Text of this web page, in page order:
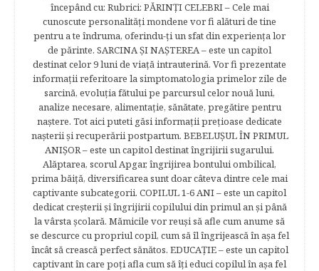
începând cu: Rubrici: PĂRINŢI CELEBRI – Cele mai
cunoscute personalităţi mondene vor fi alături de tine
pentru a te îndruma, oferindu-ţi un sfat din experienţa lor
de părinte. SARCINA ŞI NAŞTEREA – este un capitol
destinat celor 9 luni de viaţă intrauterină. Vor fi prezentate
informaţii referitoare la simptomatologia primelor zile de
sarcină, evoluţia fătului pe parcursul celor nouă luni,
analize necesare, alimentaţie, sănătate, pregătire pentru
naştere. Tot aici puteti găsi informaţii preţioase dedicate
naşterii şi recuperării postpartum. BEBELUŞUL ÎN PRIMUL
ANIŞOR – este un capitol destinat îngrijirii sugarului.
Alăptarea, scorul Apgar, îngrijirea bontului ombilical,
prima băiţă, diversificarea sunt doar câteva dintre cele mai
captivante subcategorii. COPILUL 1-6 ANI – este un capitol
dedicat creşterii şi îngrijirii copilului din primul an şi până
la vârsta şcolară. Mămicile vor reuşi să afle cum anume să
se descurce cu propriul copil, cum să îl îngrijească în aşa fel
încât să crească perfect sănătos. EDUCAŢIE – este un capitol
captivant în care poţi afla cum să îţi educi copilul în aşa fel